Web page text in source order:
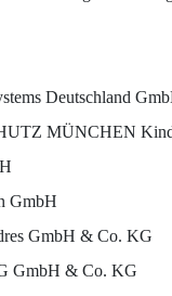
Deutschland
MÜNCHEN
GmbH
GmbH & Co. KG
GmbH & Co. KG